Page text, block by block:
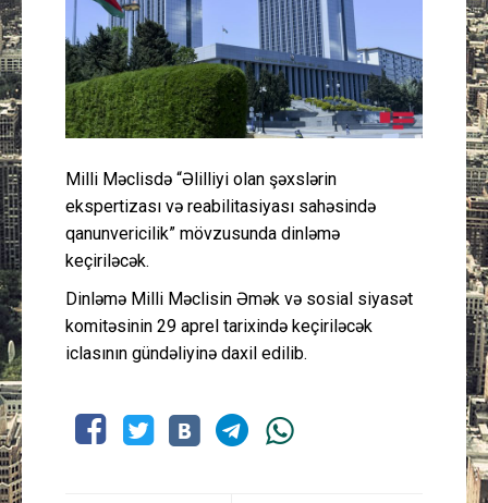
Müsahibə
İdman
Layihə
Gündəm
Cəmiyyət
Peşə etikası
Əlaqə
Milli Məclisdə “Əlilliyi olan şəxslərin
ekspertizası və reabilitasiyası sahəsində
qanunvericilik” mövzusunda dinləmə
keçiriləcək.
Dinləmə Milli Məclisin Əmək və sosial siyasət
komitəsinin 29 aprel tarixində keçiriləcək
iclasının gündəliyinə daxil edilib.